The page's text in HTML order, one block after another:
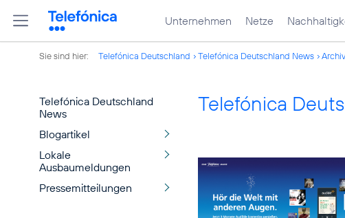
Unternehmen Netze
Sie sind hier: Telefónica Deutschland Telefónica Deutschland News
Telefónica Deutschland
News
Blogartikel
Lokale
Ausbaumeldungen
Pressemitteilungen
Telefónica